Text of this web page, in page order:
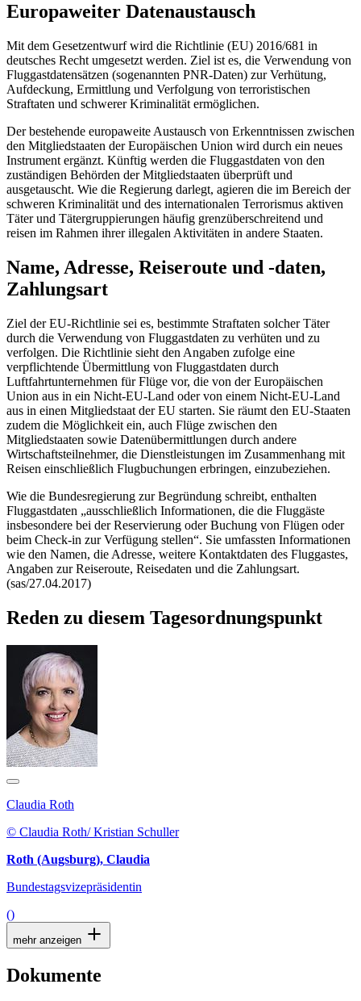
Europaweiter Datenaustausch
Mit dem Gesetzentwurf wird die Richtlinie (EU) 2016/681 in
deutsches Recht umgesetzt werden. Ziel ist es, die Verwendung von
Fluggastdatensätzen (sogenannten PNR-Daten) zur Verhütung,
Aufdeckung, Ermittlung und Verfolgung von terroristischen
Straftaten und schwerer Kriminalität ermöglichen.
Der bestehende europaweite Austausch von Erkenntnissen zwischen
den Mitgliedstaaten der Europäischen Union wird durch ein neues
Instrument ergänzt. Künftig werden die Fluggastdaten von den
zuständigen Behörden der Mitgliedstaaten überprüft und
ausgetauscht. Wie die Regierung darlegt, agieren die im Bereich der
schweren Kriminalität und des internationalen Terrorismus aktiven
Täter und Tätergruppierungen häufig grenzüberschreitend und
reisen im Rahmen ihrer illegalen Aktivitäten in andere Staaten.
Name, Adresse, Reiseroute und -daten,
Zahlungsart
Ziel der EU-Richtlinie sei es, bestimmte Straftaten solcher Täter
durch die Verwendung von Fluggastdaten zu verhüten und zu
verfolgen. Die Richtlinie sieht den Angaben zufolge eine
verpflichtende Übermittlung von Fluggastdaten durch
Luftfahrtunternehmen für Flüge vor, die von der Europäischen
Union aus in ein Nicht-EU-Land oder von einem Nicht-EU-Land
aus in einen Mitgliedstaat der EU starten. Sie räumt den EU-Staaten
zudem die Möglichkeit ein, auch Flüge zwischen den
Mitgliedstaaten sowie Datenübermittlungen durch andere
Wirtschaftsteilnehmer, die Dienstleistungen im Zusammenhang mit
Reisen einschließlich Flugbuchungen erbringen, einzubeziehen.
Wie die Bundesregierung zur Begründung schreibt, enthalten
Fluggastdaten „ausschließlich Informationen, die die Fluggäste
insbesondere bei der Reservierung oder Buchung von Flügen oder
beim Check-in zur Verfügung stellen“. Sie umfassten Informationen
wie den Namen, die Adresse, weitere Kontaktdaten des Fluggastes,
Angaben zur Reiseroute, Reisedaten und die Zahlungsart.
(sas/27.04.2017)
Reden zu diesem Tagesordnungspunkt
Claudia Roth
© Claudia Roth/ Kristian Schuller
Roth (Augsburg), Claudia
Bundestagsvizepräsidentin
()
mehr anzeigen
Dokumente